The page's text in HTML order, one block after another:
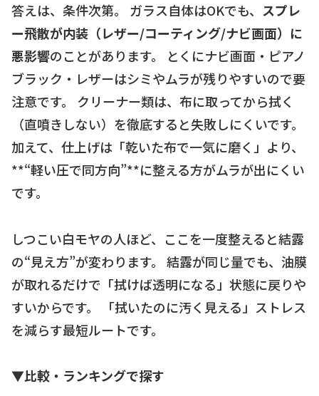
答えは、条件次第。 ガラス自体はOKでも、 スプレ
ー飛散が内装（レザー/コーティング/ナビ画面）に
悪影響のことがあります。 とくにナビ画面・ピアノ
ブラック・レザーはシミやムラが残りやすいので要
注意です。 クリーナー類は、布に取ってから拭く
（直噴きしない）を徹底すると失敗しにくいです。
加えて、仕上げは「乾いた布で一気に磨く」より、
**“軽い圧で同方向”**に整える方がムラが出にくい
です。
しつこい白モヤの人ほど、ここを一度整えると結露
の“見え方”が変わります。 結露が同じ量でも、油膜
が取れるだけで「拭けば透明になる」状態に戻りや
すいからです。 「拭いたのに汚く見える」ストレス
を減らす最短ルートです。
▼比較・ランキングで探す